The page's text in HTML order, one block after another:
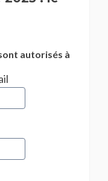
autorisés à